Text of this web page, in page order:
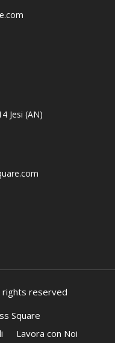
Jesi (AN)
rights reserved
Square
Lavora con Noi